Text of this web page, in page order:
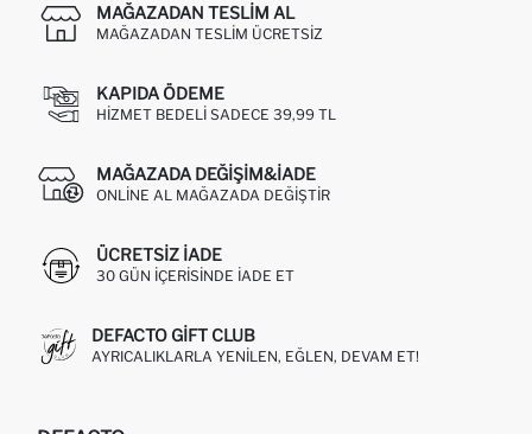
MAĞAZADAN TESLIM AL
MAĞAZADAN TESLIM ÜCRETSIZ
KAPIDA ÖDEME
HIZMET BEDELI SADECE 39,99 TL
MAĞAZADA DEĞIŞIM&İADE
ONLINE AL MAĞAZADA DEĞIŞTIR
ÜCRETSIZ IADE
30 GÜN IÇERISINDE IADE ET
DEFACTO GIFT CLUB
AYRICALIKLARLA YENILEN, EĞLEN, DEVAM ET!